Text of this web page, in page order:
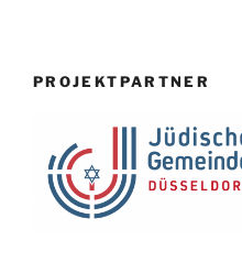
PROJEKTPARTNER